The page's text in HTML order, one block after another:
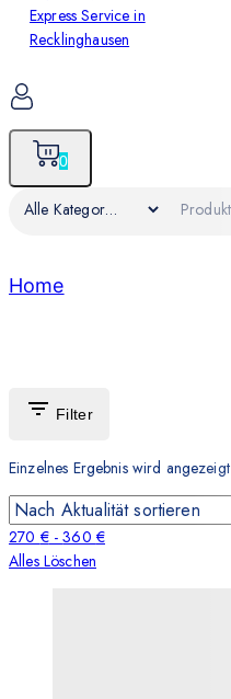
0
Home
Filter
Einzelnes Ergebnis wird angezeigt
270 €-360 €
Alles Löschen